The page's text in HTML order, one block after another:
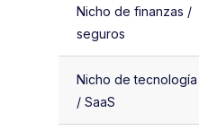
Nicho de finanzas /
seguros
Nicho de tecnología
/ SaaS